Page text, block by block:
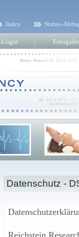
Index Status-
Login
Datenschutz -
Reichstein